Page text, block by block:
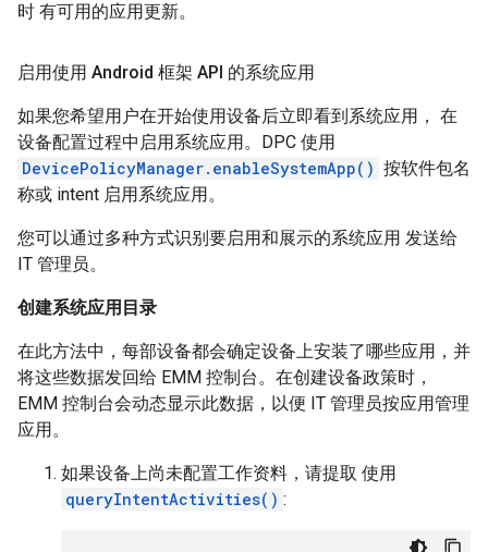
时 有可用的应用更新。
启用使用 Android 框架 API 的系统应用
如果您希望用户在开始使用设备后立即看到系统应用， 在
设备配置过程中启用系统应用。DPC 使用
DevicePolicyManager.enableSystemApp() 按软件包名
称或 intent 启用系统应用。
您可以通过多种方式识别要启用和展示的系统应用 发送给
IT 管理员。
创建系统应用目录
在此方法中，每部设备都会确定设备上安装了哪些应用，并
将这些数据发回给 EMM 控制台。在创建设备政策时，
EMM 控制台会动态显示此数据，以便 IT 管理员按应用管理
应用。
如果设备上尚未配置工作资料，请提取 使用
queryIntentActivities() :